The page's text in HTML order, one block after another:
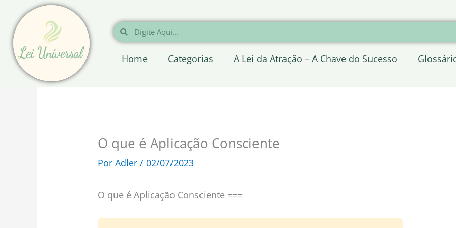
para
conteúdo
Pesquisar
Pesquisar
Home Categorias A Lei da Atração – A Chave do Sucesso
O que é Aplicação Consciente
PorAdler/ 02/07/2023
O que é Aplicação Consciente ===